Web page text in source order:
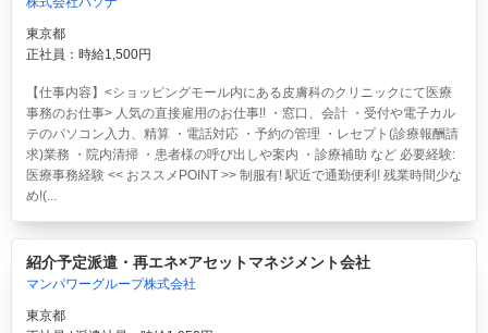
東京都
正社員：時給1,500円
【仕事内容】<ショッピングモール内にある皮膚科のクリニックにて医療
事務のお仕事> 人気の直接雇用のお仕事!! ・窓口、会計 ・受付や電子カル
テのパソコン入力、精算 ・電話対応 ・予約の管理 ・レセプト(診療報酬請
求)業務 ・院内清掃 ・患者様の呼び出しや案内 ・診療補助 など 必要経験:
医療事務経験 << おススメPOINT >> 制服有! 駅近で通勤便利! 残業時間少な
め!(...
紹介予定派遣・再エネ×アセットマネジメント会社
マンパワーグループ株式会社
東京都